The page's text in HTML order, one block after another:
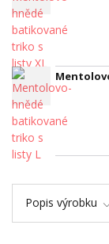
Popis výrobku